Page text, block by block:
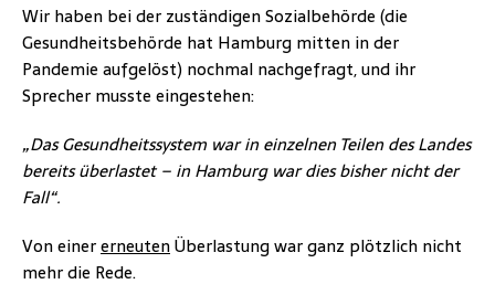
Wir haben bei der zuständigen Sozialbehörde (die
Gesundheitsbehörde hat Hamburg mitten in der
Pandemie aufgelöst) nochmal nachgefragt, und ihr
Sprecher musste eingestehen:
„Das Gesundheitssystem war in einzelnen Teilen des Landes
bereits überlastet – in Hamburg war dies bisher nicht der
Fall“.
Von einererneutenÜberlastung war ganz plötzlich nicht
mehr die Rede.